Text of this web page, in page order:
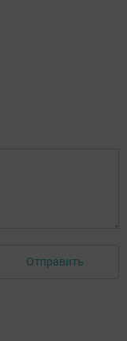
Отправить